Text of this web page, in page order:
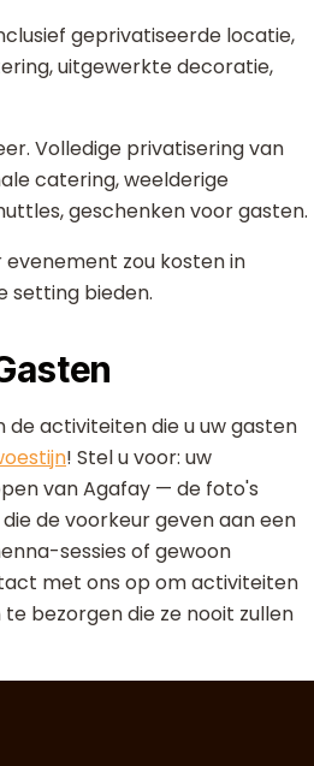
geprivatiseerde locatie,
uitgewerkte decoratie,
Volledige privatisering van
catering, weelderige
geschenken voor gasten.
zou kosten in
setting bieden.
activiteiten die u uw gasten
! Stel u voor: uw
van Agafay — de foto's
de voorkeur geven aan een
sessies of gewoon
met ons op om activiteiten
bezorgen die ze nooit zullen